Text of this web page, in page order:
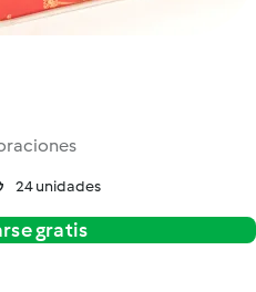
24 unidades
gratis